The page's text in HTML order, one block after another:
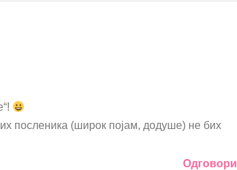
посленика (широк појам, додуше) не бих
Одговори